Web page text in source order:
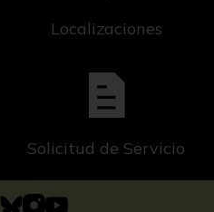
Localizaciones
Solicitud de Servicio